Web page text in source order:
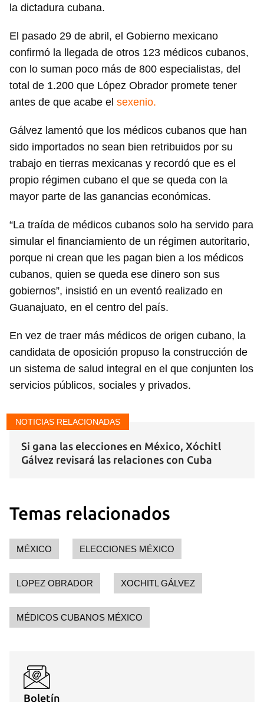
la dictadura cubana.
El pasado 29 de abril, el Gobierno mexicano
confirmó la llegada de otros 123 médicos cubanos,
con lo suman poco más de 800 especialistas, del
total de 1.200 que López Obrador promete tener
antes de que acabe el sexenio.
Gálvez lamentó que los médicos cubanos que han
sido importados no sean bien retribuidos por su
trabajo en tierras mexicanas y recordó que es el
propio régimen cubano el que se queda con la
mayor parte de las ganancias económicas.
“La traída de médicos cubanos solo ha servido para
simular el financiamiento de un régimen autoritario,
porque ni crean que les pagan bien a los médicos
cubanos, quien se queda ese dinero son sus
gobiernos”, insistió en un eventó realizado en
Guanajuato, en el centro del país.
En vez de traer más médicos de origen cubano, la
candidata de oposición propuso la construcción de
un sistema de salud integral en el que conjunten los
servicios públicos, sociales y privados.
NOTICIAS RELACIONADAS
Si gana las elecciones en México, Xóchitl
Gálvez revisará las relaciones con Cuba
Temas relacionados
MÉXICO ELECCIONES MÉXICO
LOPEZ OBRADOR XOCHITL GÁLVEZ
MÉDICOS CUBANOS MÉXICO
Boletín